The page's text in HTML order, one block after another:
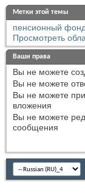
Метки этой темы
пенсионный
Просмотреть
Ваши права
Вы не можете
Вы не можете
Вы не можете
вложения
Вы не можете
сообщения